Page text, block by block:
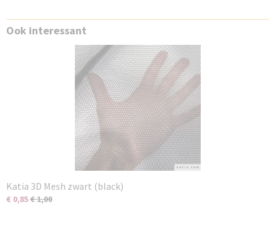
Ook interessant
Katia 3D Mesh zwart (black)
€ 0,85€ 1,00